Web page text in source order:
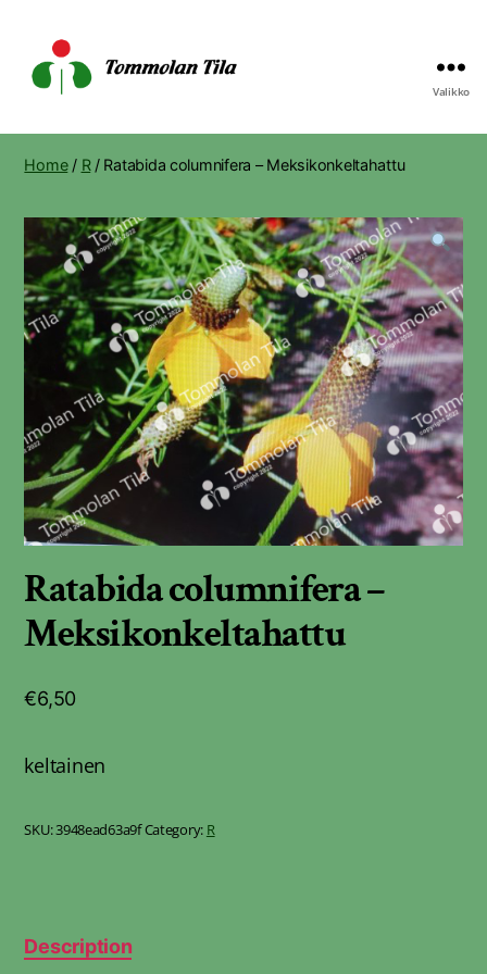
Tila
Valikko
Home/ R/ Ratabida columnifera – Meksikonkeltahattu
Ratabida columnifera –
Meksikonkeltahattu
€6,50
keltainen
SKU:3948ead63a9fCategory: R
Description